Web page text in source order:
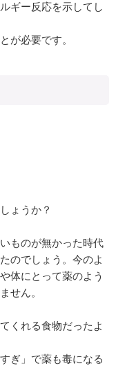
ギー反応を示してし
が必要です。
ょうか？
ものが無かった時代
のでしょう。今のよ
体にとって薬のよう
せん。
くれる食物だったよ
ぎ」で薬も毒になる